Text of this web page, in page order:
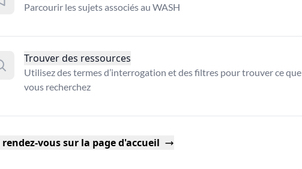
Parcourir les sujets associés au WASH
Trouver des ressources
Utilisez des termes d’interrogation et des filtres pour trouver ce que
vous recherchez
rendez-vous sur la page d'accueil